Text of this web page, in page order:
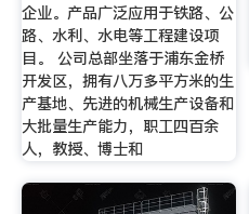
企业。产品广泛应用于铁路、公
路、水利、水电等工程建设项
目。 公司总部坐落于浦东金桥
开发区，拥有八万多平方米的生
产基地、先进的机械生产设备和
大批量生产能力，职工四百余
人，教授、博士和